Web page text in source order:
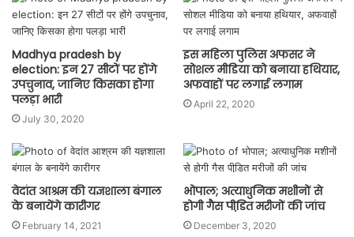
Madhya pradesh by
election: इन 27 सीटों पर होंगे
उपचुनाव, जानिए किसका होगा
पलड़ा भारी
July 30, 2020
इस महिला पुलिस अफसर ने
सोशल मीडिया को बनाया हथियार,
अफवाहों पर लगाई लगाम
April 22, 2020
वेदांत आश्रम की यज्ञशाला बंगाल
के बनायेंगे कारीगर
February 14, 2021
भोपाल; अत्याधुनिक मशीनों से
होगी गैस पीडि़त मरीजों की जांच
December 3, 2020